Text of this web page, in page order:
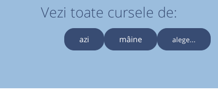
Vezi toate cursele de:
azi mâine alege...